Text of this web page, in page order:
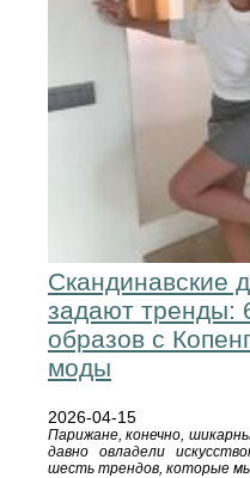
Скандинавские
задают тренды:
образов с
моды
2026-04-15
Парижане, конечно,
давно овладели
шесть трендов, которые